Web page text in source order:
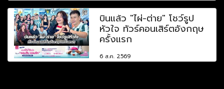
บินแล้ว "ไผ่-ต่าย" โชว์รูป
หัวใจ ทัวร์คอนเสิร์ตอังกฤษ
ครั้งแรก
6 ส.ค. 2569